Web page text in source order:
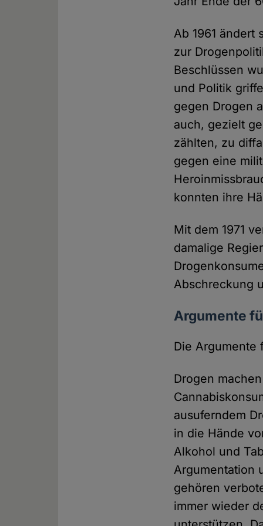
Ab 1961 ändert
zur
Beschlüssen
und Politik
gegen Drogen
auch, gezielt
zählten, zu
gegen eine
konnten ihre
Mit dem 1971
damalige
Abschreckung
Argumente
Die Argumente
Drogen
ausuferndem
in die Hände
Alkohol und
Argumentation
gehören
immer wieder